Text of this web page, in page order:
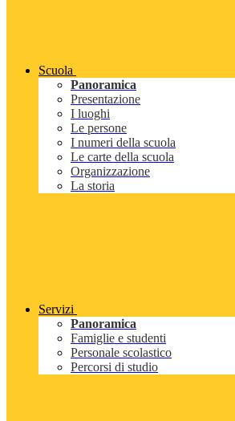
Scuola
Panoramica
Presentazione
I luoghi
Le persone
I numeri della scuola
Le carte della scuola
Organizzazione
La storia
Servizi
Panoramica
Famiglie e studenti
Personale scolastico
Percorsi di studio